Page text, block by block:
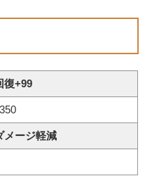
復+99
メージ軽減